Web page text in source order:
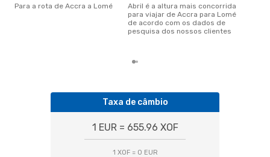
Para a rota de Accra a Lomé
abril é a altura mais concorrida
para viajar de Accra para Lomé
de acordo com os dados de
pesquisa dos nossos clientes
Taxa de câmbio
1 EUR = 655.96 XOF
1 XOF = 0 EUR